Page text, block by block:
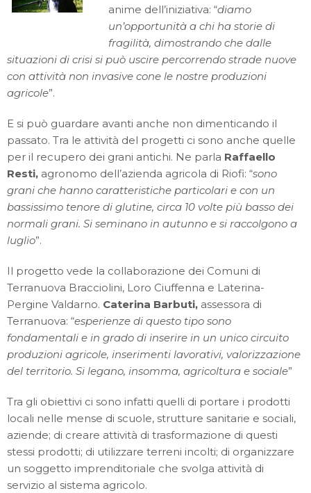
anime dell’iniziativa: “diamo
un’opportunità a chi ha storie di
fragilità, dimostrando che dalle
situazioni di crisi si può uscire percorrendo strade nuove
con attività non invasive cone le nostre produzioni
agricole”.
E si può guardare avanti anche non dimenticando il
passato. Tra le attività del progetti ci sono anche quelle
per il recupero dei grani antichi. Ne parla Raffaello
Resti, agronomo dell’azienda agricola di Riofi: “sono
grani che hanno caratteristiche particolari e con un
bassissimo tenore di glutine, circa 10 volte più basso dei
normali grani. Si seminano in autunno e si raccolgono a
luglio”.
Il progetto vede la collaborazione dei Comuni di
Terranuova Bracciolini, Loro Ciuffenna e Laterina-
Pergine Valdarno. Caterina Barbuti, assessora di
Terranuova: “esperienze di questo tipo sono
fondamentali e in grado di inserire in un unico circuito
produzioni agricole, inserimenti lavorativi, valorizzazione
del territorio. Si legano, insomma, agricoltura e sociale”
Tra gli obiettivi ci sono infatti quelli di portare i prodotti
locali nelle mense di scuole, strutture sanitarie e sociali,
aziende; di creare attività di trasformazione di questi
stessi prodotti; di utilizzare terreni incolti; di organizzare
un soggetto imprenditoriale che svolga attività di
servizio al sistema agricolo.